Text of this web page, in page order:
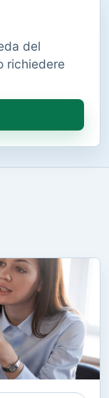
del
richiedere